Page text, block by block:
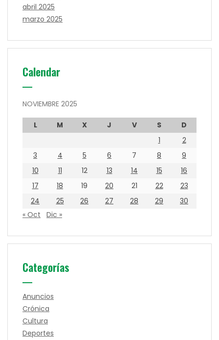
abril 2025
marzo 2025
Calendar
NOVIEMBRE 2025
L M X J V S
D
1
2
3
4 5 6 7 8
9
10
11 12 13 14 15
16
17
18 19 20 21 22
23
24
25 26 27 28 29
30
« Oct
Dic »
Categorías
Anuncios
Crónica
Cultura
Deportes